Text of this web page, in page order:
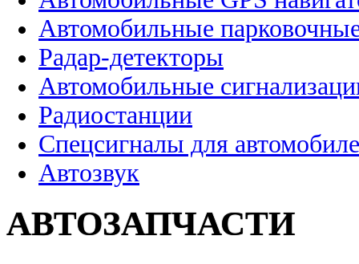
Автомобильные
Радар-детекторы
Автомобильные
Радиостанции
Спецсигналы для
Автозвук
АВТОЗАПЧАСТИ